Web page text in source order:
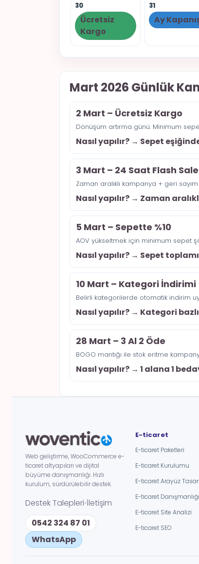
30
Ücretsiz
Kargo
31
Ay
Mart 2026 Günlük
2 Mart – Ücretsiz Kargo
Dönüşüm artırma günü. Minimum
Nasıl yapılır? → Sepet
3 Mart – 24 Saat Flash Sale
Zaman aralıklı kampanya + geri
Nasıl yapılır? → Zaman
5 Mart – Sepette %10
AOV yükseltmek için minimum sepet
Nasıl yapılır? → Sepet
10 Mart – Kategori İndirimi
Belirli kategorilerde otomatik indirim
Nasıl yapılır? → Kategori
28 Mart – 3 Al 2 Öde
BOGO mantığı ile stok eritme
Nasıl yapılır? → 1 alana 1
Web geliştirme, WooCommerce e-
ticaret altyapıları ve dijital
büyüme danışmanlığı. Hızlı
kurulum, sürdürülebilir destek.
Destek Talepleri•İletişim
0542 324 87 01
WhatsApp
E-ticaret
E-ticaret Paketleri
E-ticaret Kurulumu
E-ticaret Arayüz
E-ticaret Danışmanlığı
E-ticaret Site Analizi
E-ticaret SEO